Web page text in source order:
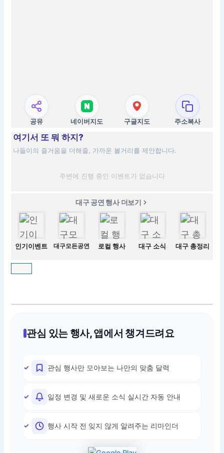
공유 네이버지도 구글지도 주소복사
여기서 또 뭐 하지?
나들이의 즐거움을 더해줄, 가까운 볼거리를 제안합니다.
주변에 진행 중인 이벤트가 없습니다
대구 공연 행사 더보기
인기이벤트 대구모든공연 로컬 행사 대구 소식 대구 총정리
관심 있는 행사, 앱에서 챙겨드려요
관심 행사만 모아보는 나만의 맞춤 달력
일정 변경 및 새로운 소식 실시간 자동 안내
행사 시작 전 잊지 않게 알려주는 리마인더